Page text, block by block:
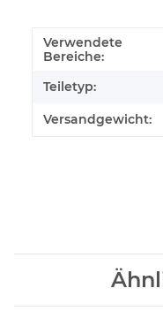
Verwendete
Bereiche:
Teiletyp:
Versandgewicht: